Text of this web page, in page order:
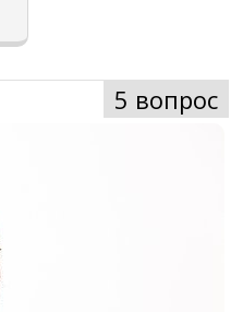
5 вопрос